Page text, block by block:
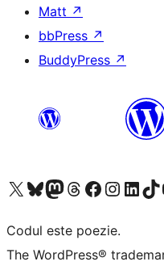
Matt ↗
bbPress ↗
BuddyPress ↗
Mergi la contul nostru X (fost Twitter)
Vizitează contul nostru Bluesky
Vizitează contul nostru Mastodon
Vizitează contul nostru Threads
Vizitează pagina noastră
Vizitează-ne pe
Vizitează-
Vizitează
Codul este poezie.
The WordPress®